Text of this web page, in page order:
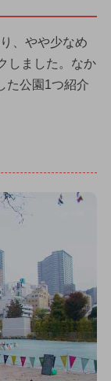
、やや少なめ
しました。なか
た公園1つ紹介